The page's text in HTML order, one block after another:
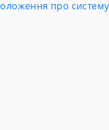
оложення про систему